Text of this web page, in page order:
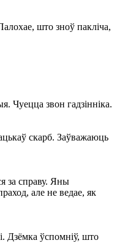
што зноў пакліча,
Чуецца звон гадзінніка.
скарб. Заўважаюць
за справу. Яны
але не ведае, як
Дзёмка ўспомніў, што